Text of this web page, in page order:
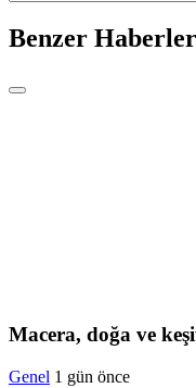
Benzer Haberler
Macera, doğa ve
Genel 1 gün önce